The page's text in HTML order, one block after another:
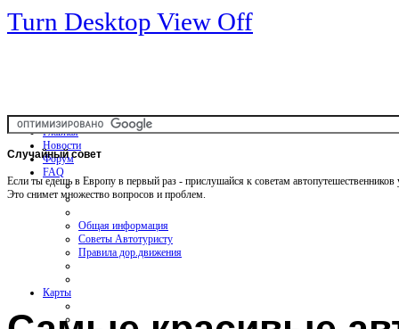
Turn Desktop View Off
Главная
Новости
Форум
FAQ
Общая информация
Советы Автотуристу
Правила дор.движения
Карты
Случайныйсовет
Если ты едешь в Европу в первый раз - прислушайся к советам
Это снимет множество вопросов и проблем.